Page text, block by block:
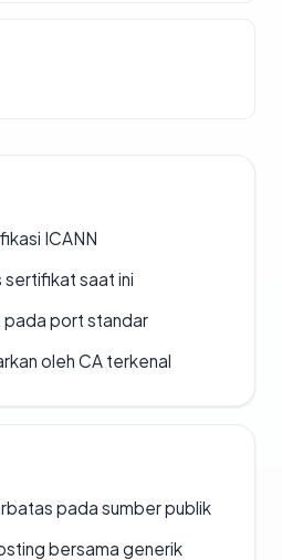
ICANN
sertifikat saat ini
pada port standar
oleh CA terkenal
pada sumber publik
bersama generik